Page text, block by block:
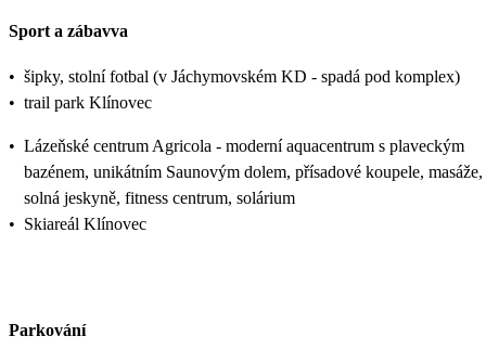
Sport a zábavva
• šipky, stolní fotbal (v Jáchymovském KD - spadá pod komplex)
• trail park Klínovec
• Lázeňské centrum Agricola - moderní aquacentrum s plaveckým
bazénem, unikátním Saunovým dolem, přísadové koupele, masáže,
solná jeskyně, fitness centrum, solárium
• Skiareál Klínovec
Parkování